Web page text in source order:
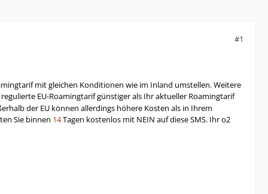
#1
mit gleichen Konditionen wie im Inland umstellen. Weitere
EU-Roamingtarif günstiger als Ihr aktueller Roamingtarif
der EU können allerdings höhere Kosten als in Ihrem
Sie binnen 14Tagen kostenlos mit NEIN auf diese SMS. Ihr o2